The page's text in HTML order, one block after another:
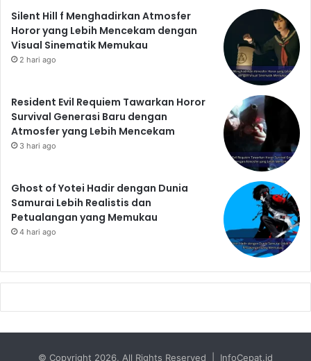
Silent Hill f Menghadirkan Atmosfer
Horor yang Lebih Mencekam dengan
Visual Sinematik Memukau
2 hari ago
Resident Evil Requiem Tawarkan Horor
Survival Generasi Baru dengan
Atmosfer yang Lebih Mencekam
3 hari ago
Ghost of Yotei Hadir dengan Dunia
Samurai Lebih Realistis dan
Petualangan yang Memukau
4 hari ago
© Copyright 2026, All Rights Reserved | InfoCepat.id